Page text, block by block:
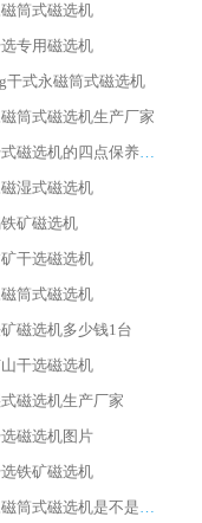
筒式磁选机
专用磁选机
干式永磁筒式磁选机
筒式磁选机生产厂家
江苏干式磁选机的四点保养秘籍
湿式磁选机
矿磁选机
干选磁选机
筒式磁选机
磁选机多少钱1台
干选磁选机
磁选机生产厂家
磁选机图片
铁矿磁选机
辽宁永磁筒式磁选机是不是强磁